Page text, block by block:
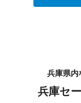
兵庫県内
兵庫セ